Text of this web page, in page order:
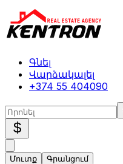
Գնել
Վարձակալել
+374 55 404090
$
Մուտք Գրանցում